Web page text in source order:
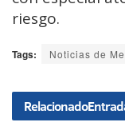
riesgo.
Tags: Noticias de
Relacionado